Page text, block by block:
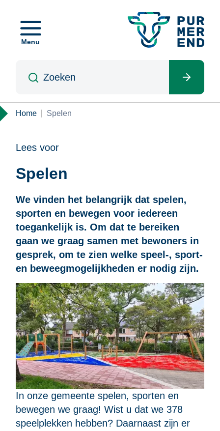
naarMenu
Kruimelpad
Home Spelen
Lees voor
Spelen
We vinden het belangrijk dat spelen,
sporten en bewegen voor iedereen
toegankelijk is. Om dat te bereiken
gaan we graag samen met bewoners in
gesprek, om te zien welke speel-, sport-
en beweegmogelijkheden er nodig zijn.
In onze gemeente spelen, sporten en
bewegen we graag! Wist u dat we 378
speelplekken hebben? Daarnaast zijn er